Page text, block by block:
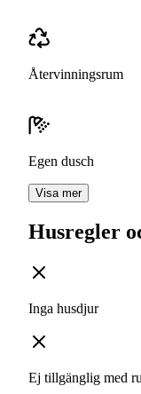
Återvinningsrum
Egen dusch
Visa mer
Husregler
Inga husdjur
Ej tillgänglig med